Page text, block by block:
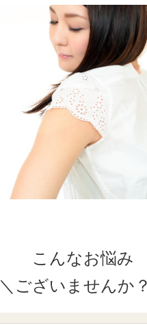
こんなお悩み
＼ございませんか